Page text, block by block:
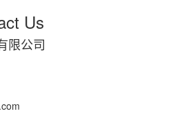
Us
限公司